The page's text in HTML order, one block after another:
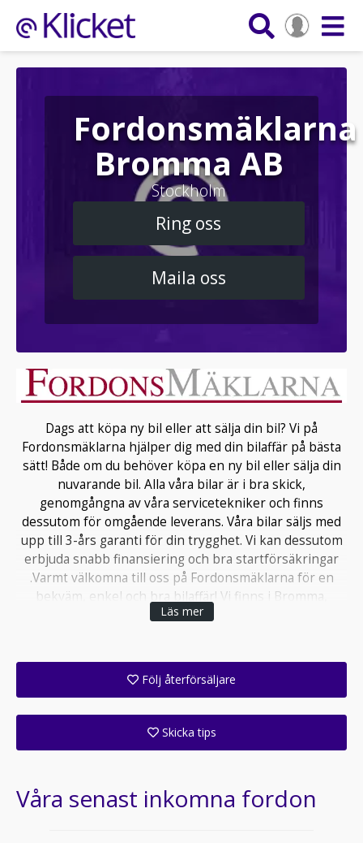
Fordonsmäklarna
Bromma AB
Stockholm
Ring oss
Maila oss
Dags att köpa ny bil eller att sälja din bil? Vi på
Fordonsmäklarna hjälper dig med din bilaffär på bästa
sätt! Både om du behöver köpa en ny bil eller sälja din
nuvarande bil. Alla våra bilar är i bra skick,
genomgångna av våra servicetekniker och finns
dessutom för omgående leverans. Våra bilar säljs med
upp till 3-års garanti för din trygghet. Vi kan dessutom
erbjuda snabb finansiering och bra startförsäkringar
.Varmt välkomna till oss på Fordonsmäklarna för en
bekväm, enkel och bra bilaffär! Vi finns i Bromma,
Ulvsundavägen 140.
Måndag - Fredag: 11.00 - 18.00
Lördag - Söndag: STÄNGT.
Läs mer
Följ återförsäljare
Skicka tips
Våra senast inkomna fordon